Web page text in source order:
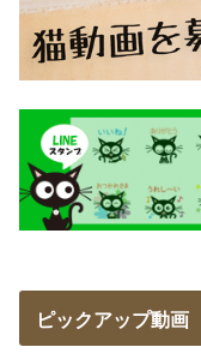
ピックアップ動画